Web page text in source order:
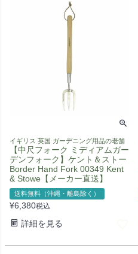
イギリス 英国 ガーデニング用品の老舗
【中尺フォーク ミディアムガー
デンフォーク】ケント＆ストー
Border Hand Fork 00349 Kent
& Stowe【メーカー直送】
送料無料（沖縄・離島除く）
¥6,380税込
詳細を見る